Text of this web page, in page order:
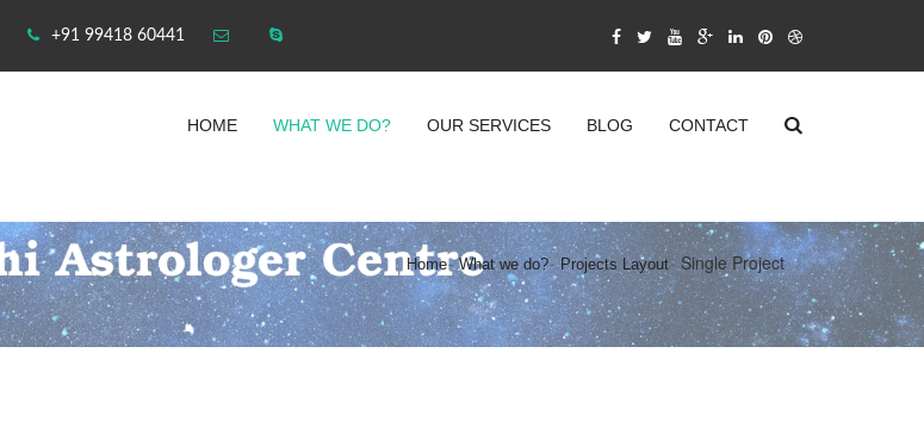
+91 99418 60441
HOME WHAT WE DO? OUR SERVICES BLOG CONTACT
Home What we do? Projects Layout Single Project